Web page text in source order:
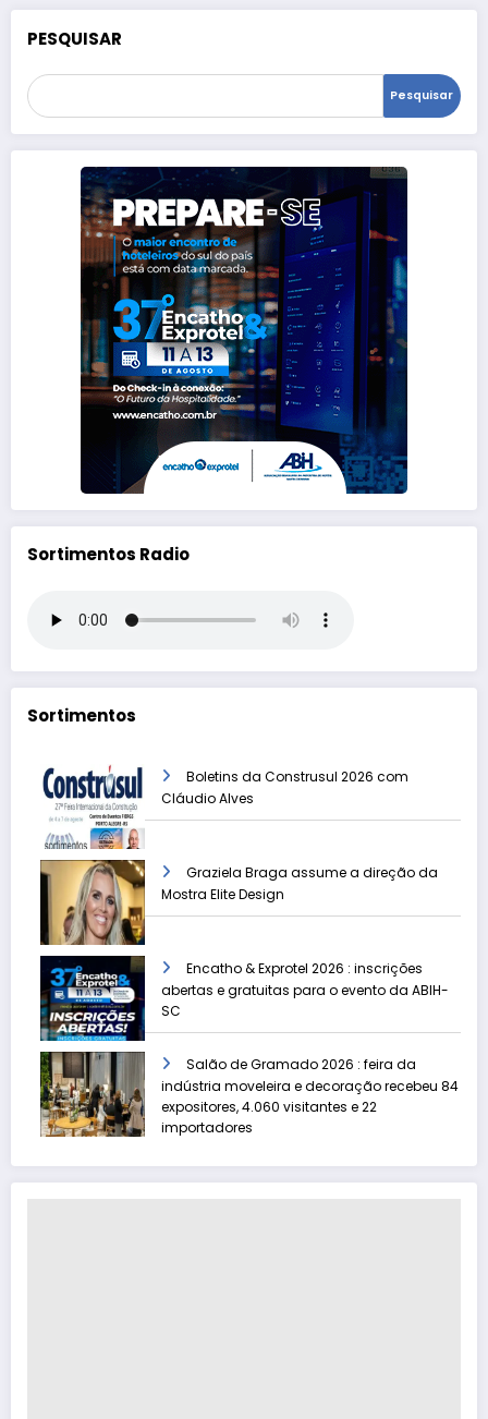
PESQUISAR
Pesquisar
Sortimentos Radio
Sortimentos
Boletins da Construsul 2026 com
Cláudio Alves
Graziela Braga assume a direção da
Mostra Elite Design
Encatho & Exprotel 2026 : inscrições
abertas e gratuitas para o evento da ABIH-
SC
Salão de Gramado 2026 : feira da
indústria moveleira e decoração recebeu 84
expositores, 4.060 visitantes e 22
importadores